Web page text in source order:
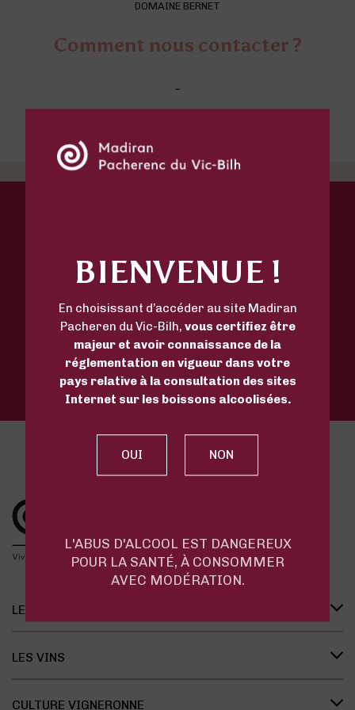
DOMAINE BERNET
Comment nous contacter ?
-
Domaine Mesté Bertrand
La Vigne du Moulin
Chai Doléris
Château de Viella
LES APPELLATIONS
L’histoire des appellations
LES VINS
CULTURE VIGNERONNE
BIENVENUE !
En choisissant d’accéder au site Madiran
Pacheren du Vic-Bilh, vous certifiez être
majeur et avoir connaissance de la
réglementation en vigueur dans votre
pays relative à la consultation des sites
Internet sur les boissons alcoolisées.
L'ABUS D'ALCOOL EST DANGEREUX
POUR LA SANTÉ, À CONSOMMER
AVEC MODÉRATION.